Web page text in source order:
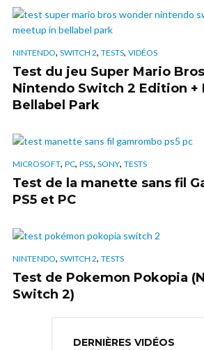
NINTENDO, SWITCH 2, TESTS, VIDÉOS
Test du jeu Super Mario
Nintendo Switch 2 Edition +
Bellabel Park
MICROSOFT, PC, PS5, SONY, TESTS
Test de la manette sans fil
PS5 et PC
NINTENDO, SWITCH 2, TESTS
Test de Pokemon Pokopia
Switch 2)
DERNIÈRES VIDÉOS